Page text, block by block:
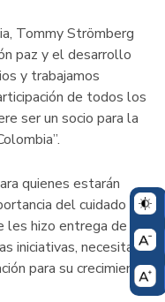
Tommy Strömberg
paz y el desarrollo
y trabajamos
de todos los
ser un socio para la
quienes estarán
del cuidado de
les hizo entrega de
iniciativas, necesitarán
para su crecimiento.